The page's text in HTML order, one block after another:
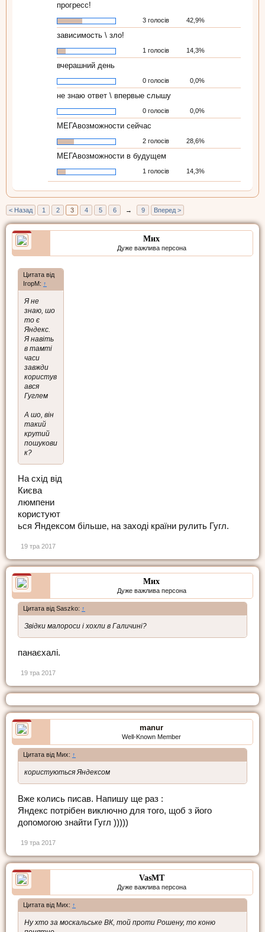
прогресс!
3 голосів 42,9%
зависимость \ зло!
1 голосів 14,3%
вчерашний день
0 голосів 0,0%
не знаю ответ \ впервые слышу
0 голосів 0,0%
МЕГАвозможности сейчас
2 голосів 28,6%
МЕГАвозможности в будущем
1 голосів 14,3%
< Назад 1 2 3 4 5 6 → 9 Вперед >
Мих
Дуже важлива персона
Цитата від
ІгорМ: ↑
Я не
знаю, шо
то є
Яндекс.
Я навіть
в тамті
часи
завжди
користув
ався
Гуглем
А шо, він
такий
крутий
пошукови
к?
На схід від
Києва
люмпени
користуют
ься Яндексом більше, на заході країни рулить Гугл.
19 тра 2017
Мих
Дуже важлива персона
Цитата від Saszko: ↑
Звідки малороси і хохли в Галичині?
панаєхалі.
19 тра 2017
manur
Well-Known Member
Цитата від Мих: ↑
користуються Яндексом
Вже колись писав. Напишу ще раз :
Яндекс потрібен виключно для того, щоб з його
допомогою знайти Гугл )))))
19 тра 2017
VasMT
Дуже важлива персона
Цитата від Мих: ↑
Ну хто за москальське ВК, той проти Рошену, то коню